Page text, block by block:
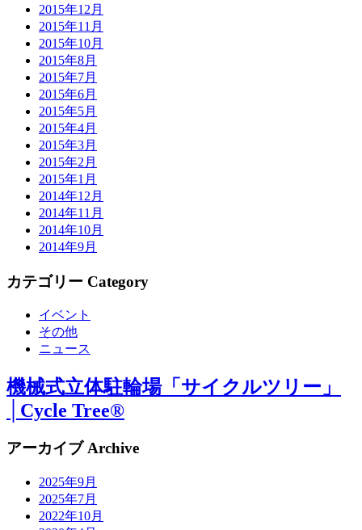
2015年12月
2015年11月
2015年10月
2015年8月
2015年7月
2015年6月
2015年5月
2015年4月
2015年3月
2015年2月
2015年1月
2014年12月
2014年11月
2014年10月
2014年9月
カテゴリー Category
イベント
その他
ニュース
機械式立体駐輪場「サイクルツリー」
│Cycle Tree®
アーカイブ Archive
2025年9月
2025年7月
2022年10月